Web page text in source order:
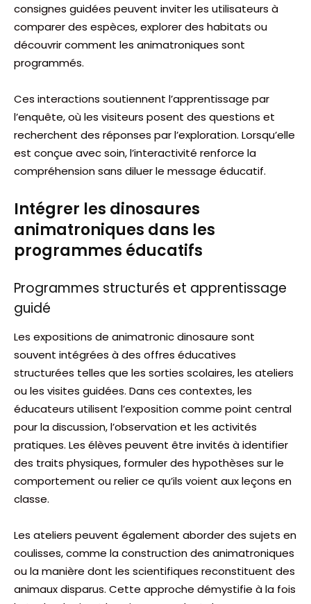
consignes guidées peuvent inviter les utilisateurs à
comparer des espèces, explorer des habitats ou
découvrir comment les animatroniques sont
programmés.
Ces interactions soutiennent l’apprentissage par
l’enquête, où les visiteurs posent des questions et
recherchent des réponses par l’exploration. Lorsqu’elle
est conçue avec soin, l’interactivité renforce la
compréhension sans diluer le message éducatif.
Intégrer les dinosaures
animatroniques dans les
programmes éducatifs
Programmes structurés et apprentissage
guidé
Les expositions de animatronic dinosaure sont
souvent intégrées à des offres éducatives
structurées telles que les sorties scolaires, les ateliers
ou les visites guidées. Dans ces contextes, les
éducateurs utilisent l’exposition comme point central
pour la discussion, l’observation et les activités
pratiques. Les élèves peuvent être invités à identifier
des traits physiques, formuler des hypothèses sur le
comportement ou relier ce qu’ils voient aux leçons en
classe.
Les ateliers peuvent également aborder des sujets en
coulisses, comme la construction des animatroniques
ou la manière dont les scientifiques reconstituent des
animaux disparus. Cette approche démystifie à la fois